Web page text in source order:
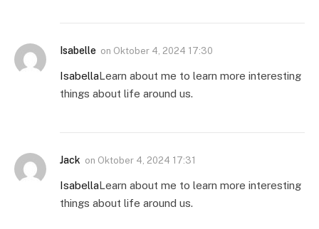
Isabelle on Oktober 4, 2024 17:30
IsabellaLearn about me to learn more interesting
things about life around us.
Jack on Oktober 4, 2024 17:31
IsabellaLearn about me to learn more interesting
things about life around us.